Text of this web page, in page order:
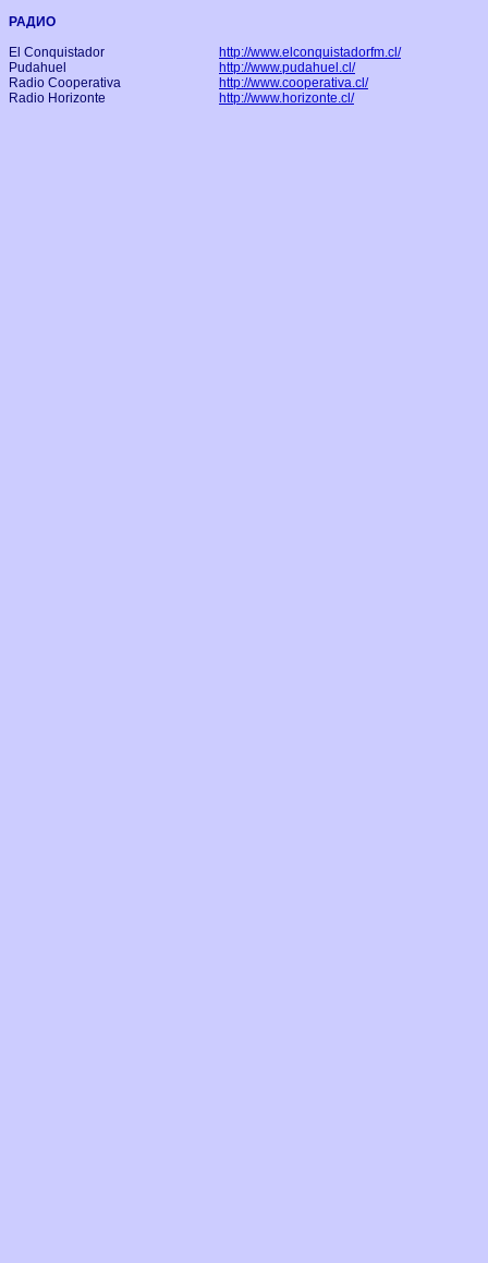
РАДИО
El Conquistador
http://www.elconquistadorfm.cl/
Pudahuel
http://www.pudahuel.cl/
Radio Cooperativa
http://www.cooperativa.cl/
Radio Horizonte
http://www.horizonte.cl/